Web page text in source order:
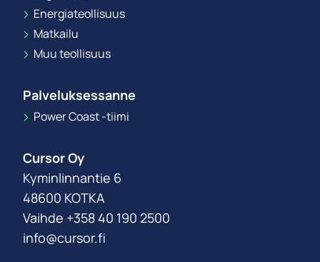
Energiateollisuus
Matkailu
Muu teollisuus
Palveluksessanne
Power Coast -tiimi
Cursor Oy
Kyminlinnantie 6
48600 KOTKA
Vaihde +358 40 190 2500
info@cursor.fi